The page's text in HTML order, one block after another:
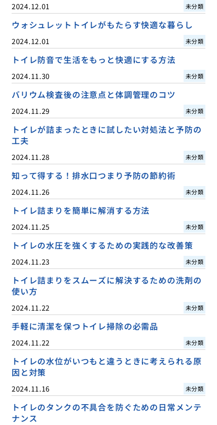
2024.12.01 未分類
ウォシュレットトイレがもたらす快適な暮らし
2024.12.01 未分類
トイレ防音で生活をもっと快適にする方法
2024.11.30 未分類
バリウム検査後の注意点と体調管理のコツ
2024.11.29 未分類
トイレが詰まったときに試したい対処法と予防の
工夫
2024.11.28 未分類
知って得する！排水口つまり予防の節約術
2024.11.26 未分類
トイレ詰まりを簡単に解消する方法
2024.11.25 未分類
トイレの水圧を強くするための実践的な改善策
2024.11.23 未分類
トイレ詰まりをスムーズに解決するための洗剤の
使い方
2024.11.22 未分類
手軽に清潔を保つトイレ掃除の必需品
2024.11.22 未分類
トイレの水位がいつもと違うときに考えられる原
因と対策
2024.11.16 未分類
トイレのタンクの不具合を防ぐための日常メンテ
ナンス